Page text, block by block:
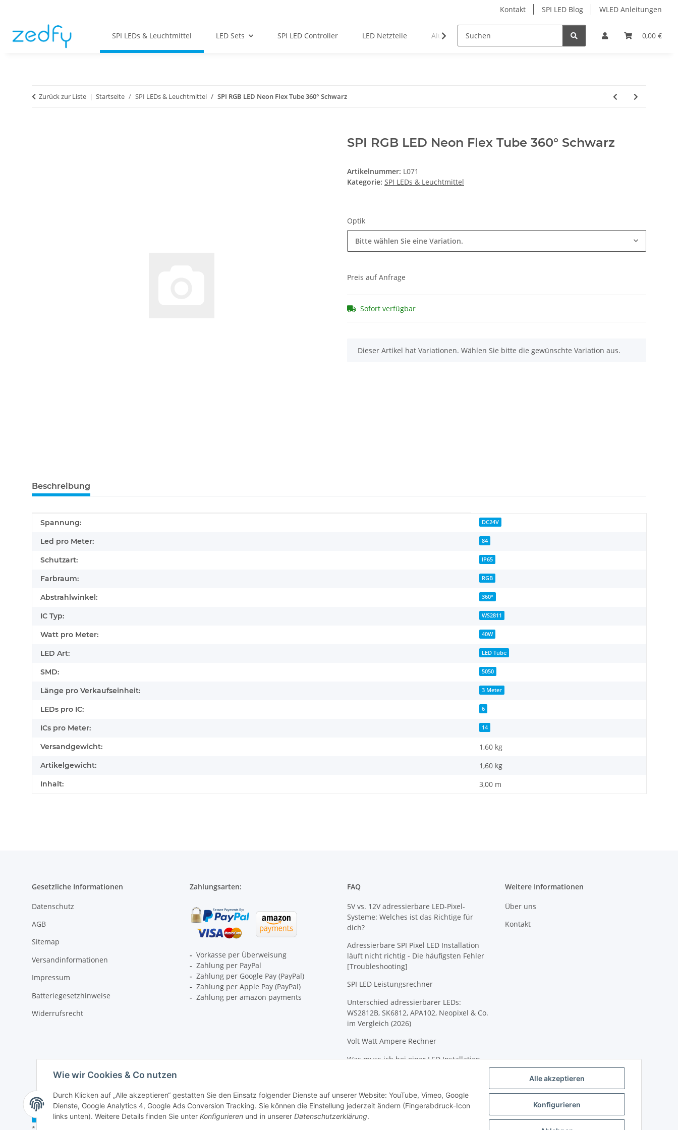
Alle akzeptieren
Konfigurieren
Wie wir Cookies & Co nutzen
Durch Klicken auf „Alle akzeptieren“ gestatten Sie den Einsatz folgender Dienste auf unserer Website: YouTube, Vimeo, Google
Dienste, Google Analytics 4, Google Ads Conversion Tracking. Sie können die Einstellung jederzeit ändern (Fingerabdruck-Icon
links unten). Weitere Details finden Sie unter Konfigurieren und in unserer Datenschutzerklärung.
Kontakt SPI LED Blog WLED Anleitungen
0,00 €
SPI LEDs & Leuchtmittel LED Sets SPI LED Controller LED Netzteile Alu-Profile Zubehör
Zurück zur Liste Startseite SPI LEDs & Leuchtmittel SPI RGB LED Neon Flex Tube 360° Schwarz
SPI RGB LED Neon Flex Tube 360° Schwarz
Artikelnummer: L071
Kategorie: SPI LEDs & Leuchtmittel
Optik
Bitte wählen Sie eine Variation.
Preis auf Anfrage
Sofort verfügbar
x
Dieser Artikel hat Variationen. Wählen Sie bitte die gewünschte Variation aus.
Beschreibung
Produkteigenschaft
Wert
Spannung: DC24V
Led pro Meter: 84
Schutzart: IP65
Farbraum: RGB
Abstrahlwinkel: 360°
IC Typ: WS2811
Watt pro Meter: 40W
LED Art: LED Tube
SMD: 5050
Länge pro Verkaufseinheit: 3 Meter
LEDs pro IC: 6
ICs pro Meter: 14
Versandgewicht: 1,60 kg
Artikelgewicht: 1,60 kg
Inhalt: 3,00 m
Gesetzliche Informationen
Datenschutz
AGB
Sitemap
Versandinformationen
Impressum
Batteriegesetzhinweise
Widerrufsrecht
Zahlungsarten:
- Vorkasse per Überweisung
- Zahlung per PayPal
- Zahlung per Google Pay (PayPal)
- Zahlung per Apple Pay (PayPal)
- Zahlung per amazon payments
FAQ
5V vs. 12V adressierbare LED-Pixel-
Systeme: Welches ist das Richtige für
dich?
Adressierbare SPI Pixel LED Installation
läuft nicht richtig - Die häufigsten Fehler
[Troubleshooting]
SPI LED Leistungsrechner
Unterschied adressierbarer LEDs:
WS2812B, SK6812, APA102, Neopixel & Co.
im Vergleich (2026)
Volt Watt Ampere Rechner
Was muss ich bei einer LED Installation
Weitere Informationen
Über uns
Kontakt
Vertrag widerrufen
* Alle Preise inkl. gesetzlicher USt., zzgl.